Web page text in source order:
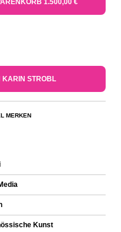
KARIN STROBL
MERKEN
Kunst